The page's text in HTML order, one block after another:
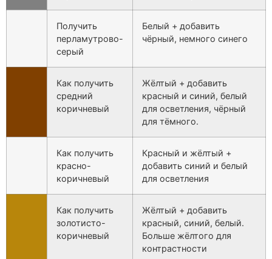
Получить
перламутрово-
серый
Белый + добавить
чёрный, немного синего
Как получить
средний
коричневый
Жёлтый + добавить
красный и синий, белый
для осветления, чёрный
для тёмного.
Как получить
красно-
коричневый
Красный и жёлтый +
добавить синий и белый
для осветления
Как получить
золотисто-
коричневый
Жёлтый + добавить
красный, синий, белый.
Больше жёлтого для
контрастности